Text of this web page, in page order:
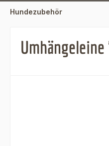
Hundezubehör
Bildergalerie